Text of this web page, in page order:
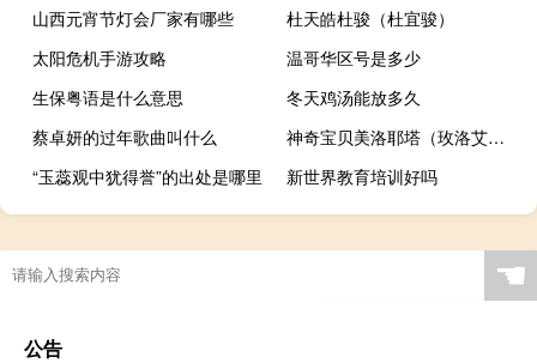
山西元宵节灯会厂家有哪些
杜天皓杜骏（杜宜骏）
太阳危机手游攻略
温哥华区号是多少
生保粤语是什么意思
冬天鸡汤能放多久
蔡卓妍的过年歌曲叫什么
神奇宝贝美洛耶塔（玫洛艾塔）
“玉蕊观中犹得誉”的出处是哪里
新世界教育培训好吗
☚
公告